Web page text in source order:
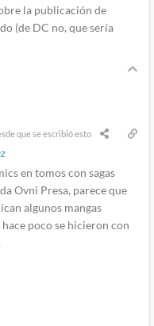
la publicación de
(de DC no, que sería
que se escribió esto
en tomos con sagas
Ovni Presa, parece que
algunos mangas
poco se hicieron con